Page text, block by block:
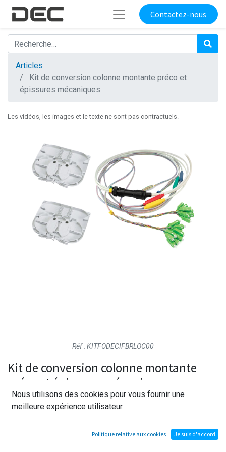
Contactez-nous
Articles
Kit de conversion colonne montante préco et
épissures mécaniques
Les vidéos, les images et le texte ne sont pas contractuels.
Réf : KITFODECIFBRLOC00
Kit de conversion colonne montante
préco et épissures mécaniques
Permet de passer d'une solution entièrement soudée à une
Nous utilisons des cookies pour vous fournir une
meilleure expérience utilisateur.
Politique relative aux cookies Je suis d'accord